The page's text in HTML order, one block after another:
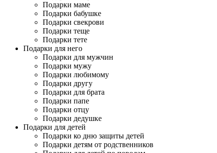
Подарки маме
Подарки бабушке
Подарки свекрови
Подарки теще
Подарки тете
Подарки для него
Подарки для мужчин
Подарки мужу
Подарки любимому
Подарки другу
Подарки для брата
Подарки папе
Подарки отцу
Подарки дедушке
Подарки для детей
Подарки ко дню защиты детей
Подарки детям от родственников